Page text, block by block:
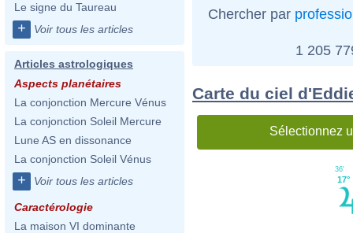
Le signe du Taureau
+ Voir tous les articles
Articles astrologiques
Aspects planétaires
La conjonction Mercure Vénus
La conjonction Soleil Mercure
Lune AS en dissonance
La conjonction Soleil Vénus
+ Voir tous les articles
Caractérologie
La maison VI dominante
Chercher par
1 205
Carte du ciel
Sélectionnez
17°
36'